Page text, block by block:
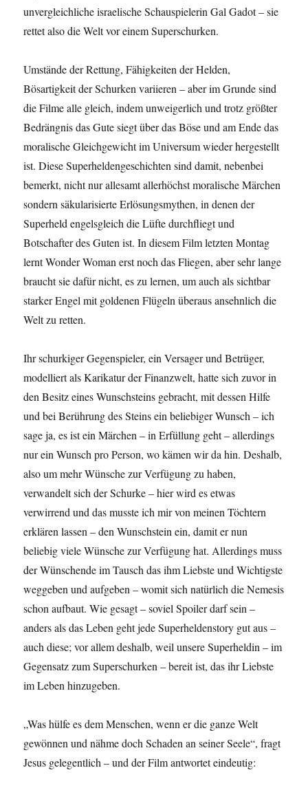
unvergleichliche israelische Schauspielerin Gal Gadot – sie
rettet also die Welt vor einem Superschurken.
Umstände der Rettung, Fähigkeiten der Helden,
Bösartigkeit der Schurken variieren – aber im Grunde sind
die Filme alle gleich, indem unweigerlich und trotz größter
Bedrängnis das Gute siegt über das Böse und am Ende das
moralische Gleichgewicht im Universum wieder hergestellt
ist. Diese Superheldengeschichten sind damit, nebenbei
bemerkt, nicht nur allesamt allerhöchst moralische Märchen
sondern säkularisierte Erlösungsmythen, in denen der
Superheld engelsgleich die Lüfte durchfliegt und
Botschafter des Guten ist. In diesem Film letzten Montag
lernt Wonder Woman erst noch das Fliegen, aber sehr lange
braucht sie dafür nicht, es zu lernen, um auch als sichtbar
starker Engel mit goldenen Flügeln überaus ansehnlich die
Welt zu retten.
Ihr schurkiger Gegenspieler, ein Versager und Betrüger,
modelliert als Karikatur der Finanzwelt, hatte sich zuvor in
den Besitz eines Wunschsteins gebracht, mit dessen Hilfe
und bei Berührung des Steins ein beliebiger Wunsch – ich
sage ja, es ist ein Märchen – in Erfüllung geht – allerdings
nur ein Wunsch pro Person, wo kämen wir da hin. Deshalb,
also um mehr Wünsche zur Verfügung zu haben,
verwandelt sich der Schurke – hier wird es etwas
verwirrend und das musste ich mir von meinen Töchtern
erklären lassen – den Wunschstein ein, damit er nun
beliebig viele Wünsche zur Verfügung hat. Allerdings muss
der Wünschende im Tausch das ihm Liebste und Wichtigste
weggeben und aufgeben – womit sich natürlich die Nemesis
schon aufbaut. Wie gesagt – soviel Spoiler darf sein –
anders als das Leben geht jede Superheldenstory gut aus –
auch diese; vor allem deshalb, weil unsere Superheldin – im
Gegensatz zum Superschurken – bereit ist, das ihr Liebste
im Leben hinzugeben.
„Was hülfe es dem Menschen, wenn er die ganze Welt
gewönnen und nähme doch Schaden an seiner Seele“, fragt
Jesus gelegentlich – und der Film antwortet eindeutig: